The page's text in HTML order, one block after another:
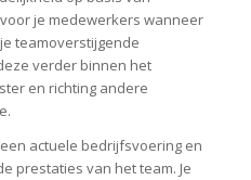
je medewerkers wanneer
teamoverstijgende
verder binnen het
en richting andere
actuele bedrijfsvoering en
prestaties van het team. Je